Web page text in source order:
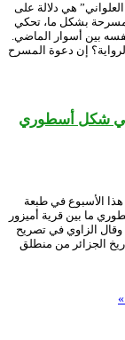
هي دلالة على
بشكل ما، تحكي
بين أسوار الماضي.
إن دعوة المسرح
في شكل أسطوري
هذا الأسبوع في طبعة
ما بين قرية أميزور
وقال الزاوي في تصريح
الجزائر من منطلق
»